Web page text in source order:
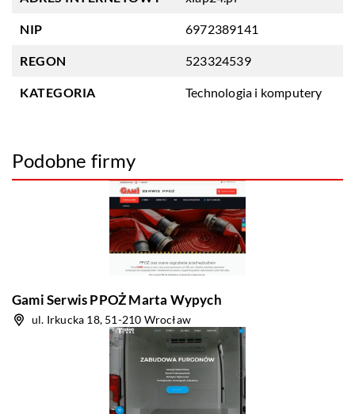
NIP 6972389141
REGON 523324539
KATEGORIA Technologia i komputery
Podobne firmy
Gami Serwis PPOŻ Marta Wypych
ul. Irkucka 18, 51-210 Wrocław